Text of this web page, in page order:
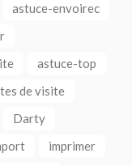
astuce-envoirec
astuce-top
de visite
Darty
imprimer